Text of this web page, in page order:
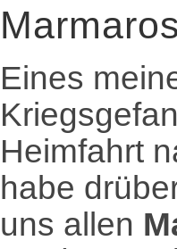
Eines
Heimfahrt
habe
uns allen